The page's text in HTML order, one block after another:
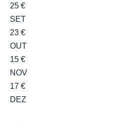
25 €
SET
23 €
OUT
15 €
NOV
17 €
DEZ